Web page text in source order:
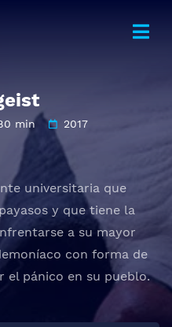
min
2017
universitaria que
y que tiene la
a su mayor
con forma de
el pánico en su pueblo.